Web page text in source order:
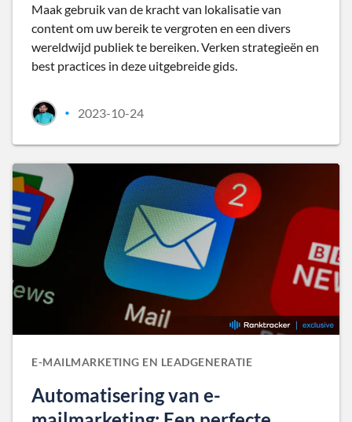
Maak gebruik van de kracht van lokalisatie van
content om uw bereik te vergroten en een divers
wereldwijd publiek te bereiken. Verken strategieën en
best practices in deze uitgebreide gids.
• 2023-10-24
E-MAILMARKETING EN LEADGENERATIE
Automatisering van e-